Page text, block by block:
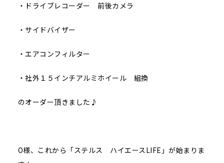
・ドライブレコーダー 前後カメラ
・サイドバイザー
・エアコンフィルター
・社外１５インチアルミホイール 組換
のオーダー頂きました♪
O様、これから「ステルス ハイエースLIFE」が始まりま